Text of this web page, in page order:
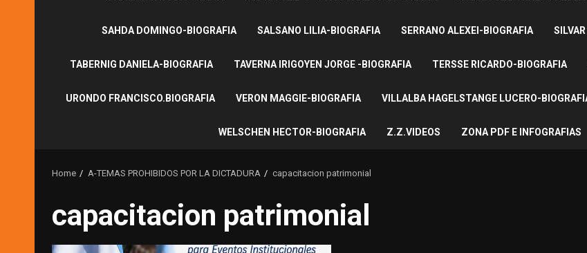
SAHDA DOMINGO-BIOGRAFIA SALSANO LILIA-BIOGRAFIA SERRANO ALEXEI-BIOGRAFIA
TABERNIG DANIELA-BIOGRAFIA TAVERNA IRIGOYEN JORGE -BIOGRAFIA TERSSE RICARDO-BIOGRAFIA
URONDO FRANCISCO.BIOGRAFIA VERON MAGGIE-BIOGRAFIA VILLALBA HAGELSTANGE LUCERO-
WELSCHEN HECTOR-BIOGRAFIA Z.Z.VIDEOS ZONA PDF E INFOGRAFIAS
Home A-TEMAS PROHIBIDOS POR LA DICTADURA capacitacion patrimonial
capacitacion patrimonial